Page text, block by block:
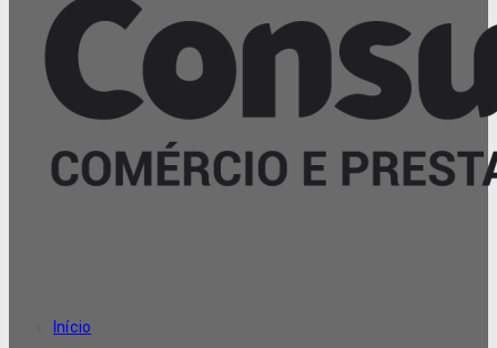
Início